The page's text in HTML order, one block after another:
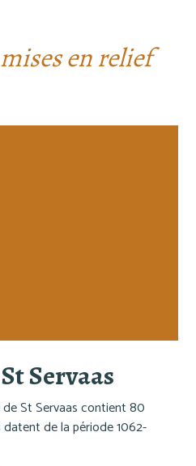
en relief
Servaas
St Servaas contient 80
de la période 1062-